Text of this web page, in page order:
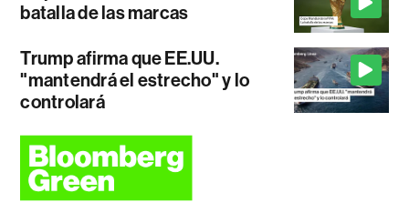
batalla de las marcas
Trump afirma que EE.UU.
"mantendrá el estrecho" y lo
controlará